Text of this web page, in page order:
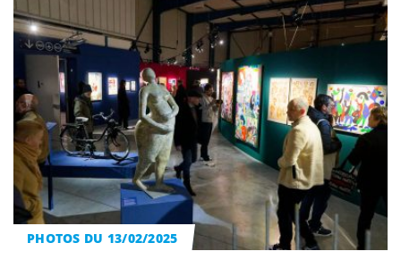
PHOTOS DU 13/02/2025